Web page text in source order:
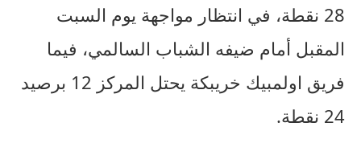
28 نقطة، في انتظار مواجهة يوم السبت
المقبل أمام ضيفه الشباب السالمي، فيما
فريق اولمبيك خريبكة يحتل المركز 12 برصيد
24 نقطة.